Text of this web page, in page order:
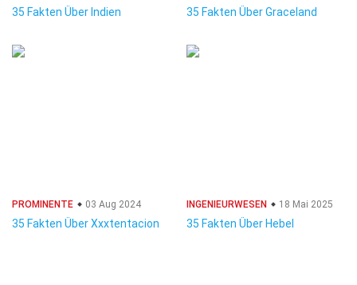
35 Fakten Über Indien 35 Fakten Über Graceland
PROMINENTE 03 Aug 2024
35 Fakten Über Xxxtentacion
INGENIEURWESEN 18 Mai 2025
35 Fakten Über Hebel